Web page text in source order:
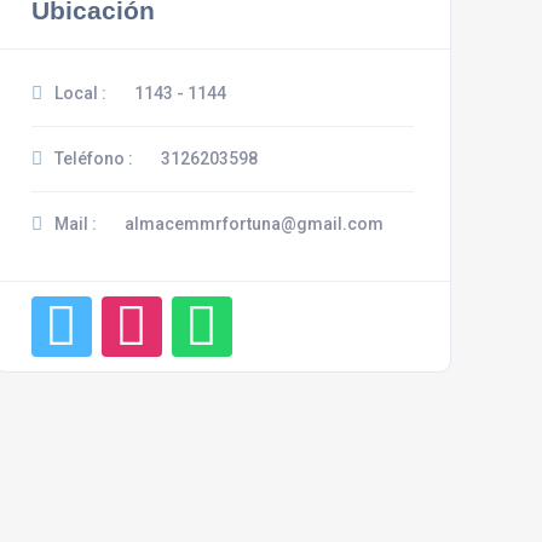
Ubicación
Local : 1143 - 1144
Teléfono : 3126203598
Mail : almacemmrfortuna@gmail.com